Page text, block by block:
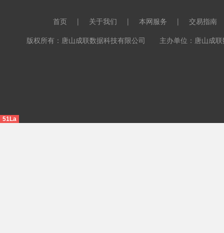
首页 | 关于我们 | 本网服务 |
交易指南
版权所有：唐山成联数据科技有限公司 主办单位：唐山成
51La